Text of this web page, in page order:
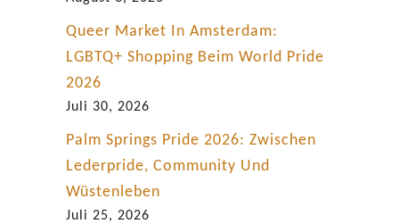
Queer Market In Amsterdam:
LGBTQ+ Shopping Beim World Pride
2026
Juli 30, 2026
Palm Springs Pride 2026: Zwischen
Lederpride, Community Und
Wüstenleben
Juli 25, 2026